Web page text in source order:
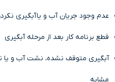
عدم وجود جریان آب و یا آبگیری
قطع برنامه کار بعد از مرحله آبگیری
آبگیری متوقف نشده، نشت آب و
مشابه